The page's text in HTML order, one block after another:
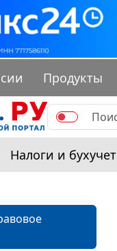
Продукты
Налоги и бухучет